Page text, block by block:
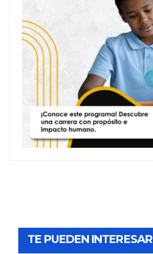
TE PUEDEN INTERESAR